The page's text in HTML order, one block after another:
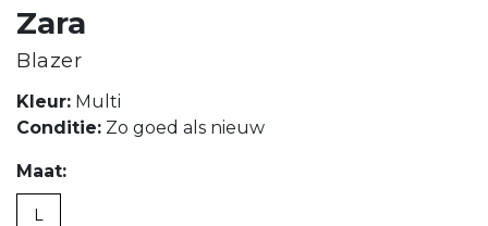
Zara
Blazer
Kleur: Multi
Conditie: Zo goed als nieuw
Maat:
L